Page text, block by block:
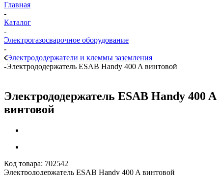
Главная
-
Каталог
-
Электрогазосварочное оборудование
-
Электрододержатели и клеммы заземления
-Электрододержатель ESAB Handy 400 A винтовой
Электрододержатель ESAB Handy 400 A
винтовой
Код товара: 702542
Электрододержатель ESAB Handy 400 A винтовой